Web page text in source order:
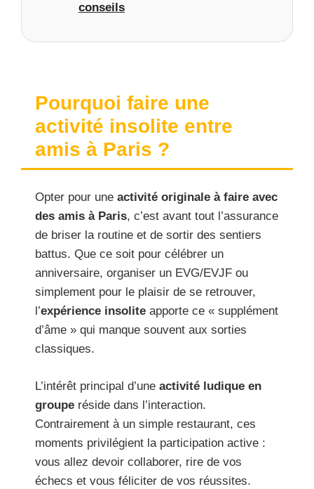
conseils
Pourquoi faire une
activité insolite entre
amis à Paris ?
Opter pour une activité originale à faire avec
des amis à Paris, c’est avant tout l’assurance
de briser la routine et de sortir des sentiers
battus. Que ce soit pour célébrer un
anniversaire, organiser un EVG/EVJF ou
simplement pour le plaisir de se retrouver,
l’expérience insolite apporte ce « supplément
d’âme » qui manque souvent aux sorties
classiques.
L’intérêt principal d’une activité ludique en
groupe réside dans l’interaction.
Contrairement à un simple restaurant, ces
moments privilégient la participation active :
vous allez devoir collaborer, rire de vos
échecs et vous féliciter de vos réussites.